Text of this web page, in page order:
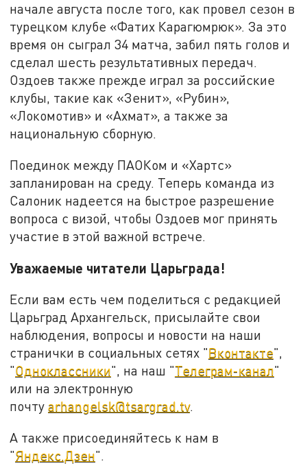
начале августа после того, как провел сезон в
турецком клубе «Фатих Карагюмрюк». За это
время он сыграл 34 матча, забил пять голов и
сделал шесть результативных передач.
Оздоев также прежде играл за российские
клубы, такие как «Зенит», «Рубин»,
«Локомотив» и «Ахмат», а также за
национальную сборную.
Поединок между ПАОКом и «Хартс»
запланирован на среду. Теперь команда из
Салоник надеется на быстрое разрешение
вопроса с визой, чтобы Оздоев мог принять
участие в этой важной встрече.
Уважаемые читатели Царьграда!
Если вам есть чем поделиться с редакцией
Царьград Архангельск, присылайте свои
наблюдения, вопросы и новости на наши
странички в социальных сетях "Вконтакте",
"Одноклассники", на наш "Телеграм-канал"
или на электронную
почтуarhangelsk@tsargrad.tv.
А также присоединяйтесь к нам в
"Яндекс.Дзен".